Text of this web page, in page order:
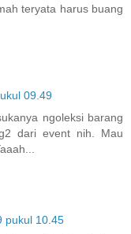
teryata harus buang
09.49
ngoleksi barang
dari event nih. Mau
pukul 10.45